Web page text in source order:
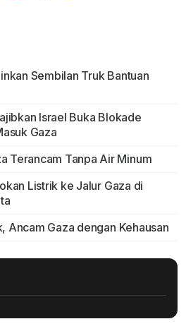
Sembilan Truk Bantuan
Israel Buka Blokade
Gaza
Terancam Tanpa Air Minum
Listrik ke Jalur Gaza di
Ancam Gaza dengan Kehausan